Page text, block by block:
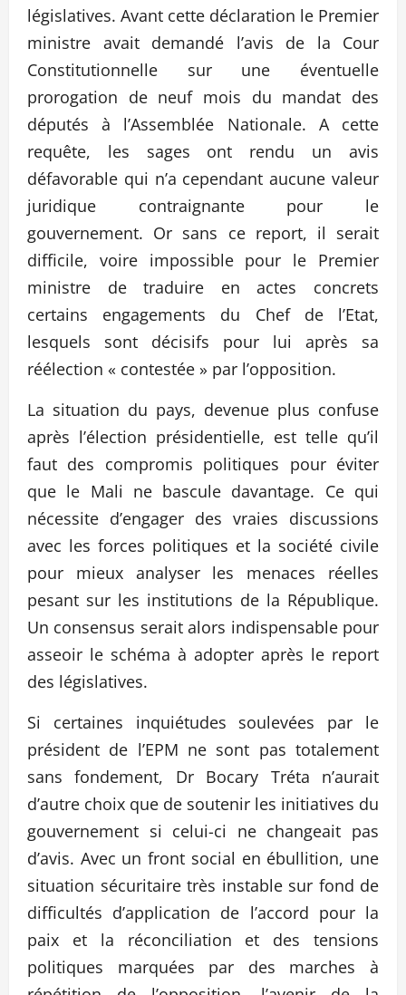
législatives. Avant cette déclaration le Premier
ministre avait demandé l’avis de la Cour
Constitutionnelle sur une éventuelle
prorogation de neuf mois du mandat des
députés à l’Assemblée Nationale. A cette
requête, les sages ont rendu un avis
défavorable qui n’a cependant aucune valeur
juridique contraignante pour le
gouvernement. Or sans ce report, il serait
difficile, voire impossible pour le Premier
ministre de traduire en actes concrets
certains engagements du Chef de l’Etat,
lesquels sont décisifs pour lui après sa
réélection « contestée » par l’opposition.
La situation du pays, devenue plus confuse
après l’élection présidentielle, est telle qu’il
faut des compromis politiques pour éviter
que le Mali ne bascule davantage. Ce qui
nécessite d’engager des vraies discussions
avec les forces politiques et la société civile
pour mieux analyser les menaces réelles
pesant sur les institutions de la République.
Un consensus serait alors indispensable pour
asseoir le schéma à adopter après le report
des législatives.
Si certaines inquiétudes soulevées par le
président de l’EPM ne sont pas totalement
sans fondement, Dr Bocary Tréta n’aurait
d’autre choix que de soutenir les initiatives du
gouvernement si celui-ci ne changeait pas
d’avis. Avec un front social en ébullition, une
situation sécuritaire très instable sur fond de
difficultés d’application de l’accord pour la
paix et la réconciliation et des tensions
politiques marquées par des marches à